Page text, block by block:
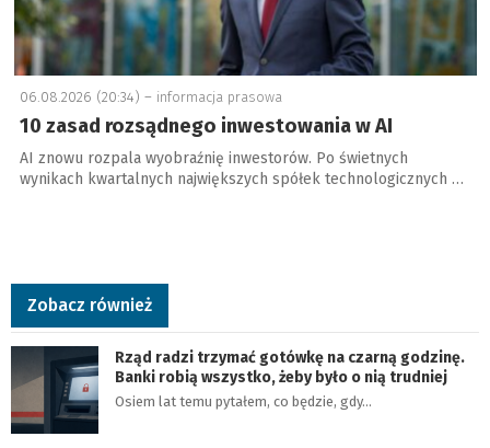
06.08.2026 (20:34) – informacja prasowa
10 zasad rozsądnego inwestowania w AI
AI znowu rozpala wyobraźnię inwestorów. Po świetnych
wynikach kwartalnych największych spółek technologicznych …
Zobacz również
Rząd radzi trzymać gotówkę na czarną godzinę.
Banki robią wszystko, żeby było o nią trudniej
Osiem lat temu pytałem, co będzie, gdy…